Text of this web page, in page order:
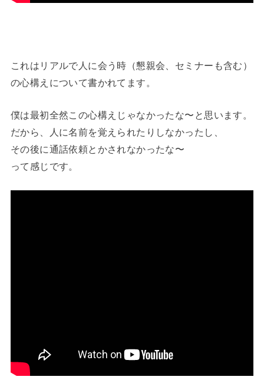
これはリアルで人に会う時（懇親会、セミナーも含む）
の心構えについて書かれてます。
僕は最初全然この心構えじゃなかったな〜と思います。
だから、人に名前を覚えられたりしなかったし、
その後に通話依頼とかされなかったな〜
って感じです。